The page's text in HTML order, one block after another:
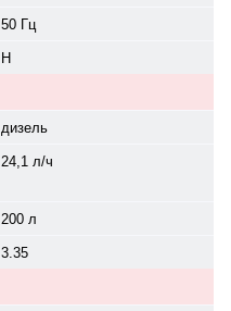
50 Гц
H
дизель
24,1 л/ч
200 л
3.35